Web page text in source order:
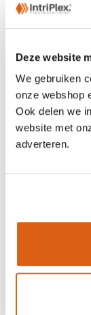
Deze website
We gebruiken
onze webshop
Ook delen we
website met
adverteren.
losse spaanders,
Het splinteren
dus het loont om
van hout of
De kwaliteit van
betekent dat ze
wanneer er voor